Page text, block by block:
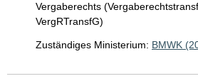
Vergaberechts
VergRTransfG)
Zuständiges Ministerium: BMWK